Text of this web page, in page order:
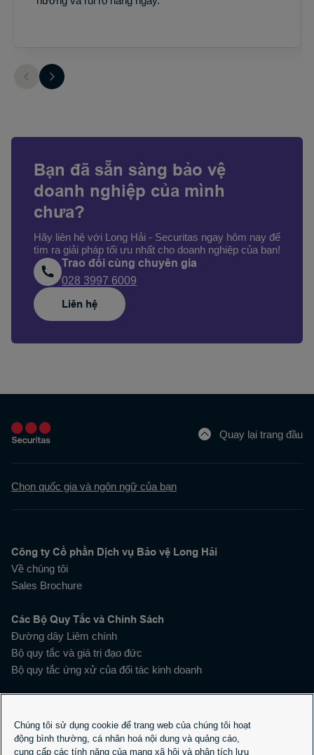
Bạn đã sẵn sàng bảo vệ
doanh nghiệp của mình
chưa?
Hãy liên hệ với Long Hải - Securitas ngay hôm nay để
tìm ra giải pháp tối ưu nhất cho doanh nghiệp của bạn!
Trao đổi cùng chuyên gia
028 3997 6009
Liên hệ
Quay lại trang đầu
Chọn quốc gia và ngôn ngữ của bạn
Công ty Cổ phần Dịch vụ Bảo vệ Long Hải
Về chúng tôi
Sales Brochure
Các Bộ Quy Tắc và Chính Sách
Đường dây Liêm chính
Bộ quy tắc và giá trị đạo đức
Bộ quy tắc ứng xử của đối tác kinh doanh
Hệ Thống Trụ Sở và Chi Nhánh
Hotline: 028 3997 6009
Chúng tôi sử dụng cookie để trang web của chúng tôi hoạt
động bình thường, cá nhân hoá nội dung và quảng cáo,
cung cấp các tính năng của mạng xã hội và phân tích lưu